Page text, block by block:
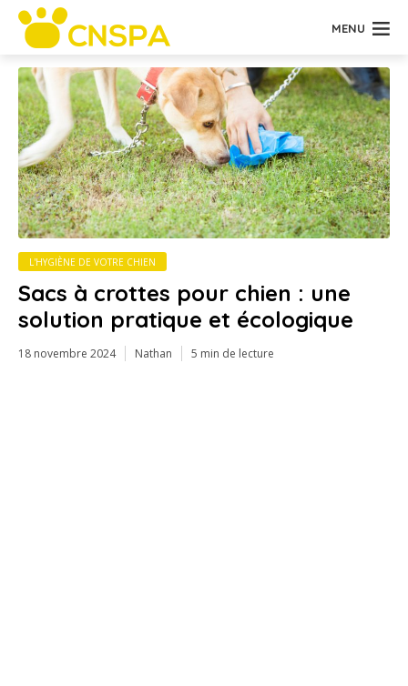
MENU
L'HYGIÈNE DE VOTRE CHIEN
Sacs à crottes pour chien : une
solution pratique et écologique
18 novembre 2024 Nathan 5 min de lecture